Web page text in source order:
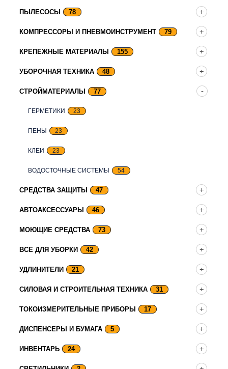
ПЫЛЕСОСЫ 78
КОМПРЕССОРЫ И ПНЕВМОИНСТРУМЕНТ 79
КРЕПЕЖНЫЕ МАТЕРИАЛЫ 155
УБОРОЧНАЯ ТЕХНИКА 48
СТРОЙМАТЕРИАЛЫ 77
ГЕРМЕТИКИ 23
ПЕНЫ 23
КЛЕИ 23
ВОДОСТОЧНЫЕ СИСТЕМЫ 54
СРЕДСТВА ЗАЩИТЫ 47
АВТОАКСЕССУАРЫ 46
МОЮЩИЕ СРЕДСТВА 73
ВСЕ ДЛЯ УБОРКИ 42
УДЛИНИТЕЛИ 21
СИЛОВАЯ И СТРОИТЕЛЬНАЯ ТЕХНИКА 31
ТОКОИЗМЕРИТЕЛЬНЫЕ ПРИБОРЫ 17
ДИСПЕНСЕРЫ И БУМАГА 5
ИНВЕНТАРЬ 24